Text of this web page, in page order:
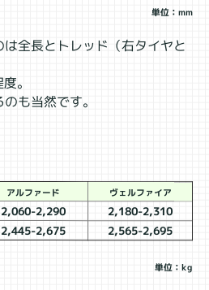
単位：mm
全長とトレッド（右タイヤと
。
も当然です。
アルファード ヴェルファイア
2,060-2,290 2,180-2,310
2,445-2,675 2,565-2,695
単位：kg